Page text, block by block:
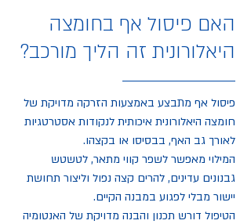
האם פיסול אף בחומצה
היאלורונית זה הליך מורכב?
פיסול אף מתבצע באמצעות הזרקה מדויקת של
חומצה היאלורונית איכותית לנקודות אסטרטגיות
לאורך גב האף, בבסיסו או בקצהו.
המילוי מאפשר לשפר קווי מתאר, לטשטש
גבנונים עדינים, להרים קצה נפול וליצור תחושת
יישור מבלי לפגוע במבנה הקיים.
הטיפול דורש תכנון והבנה מדויקת של האנטומיה